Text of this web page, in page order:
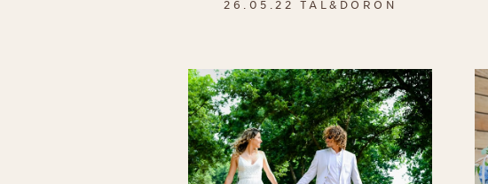
26.05.22 TAL&DORON